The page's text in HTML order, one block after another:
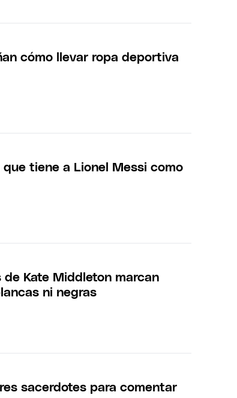
cómo llevar ropa deportiva
tiene a Lionel Messi como
Kate Middleton marcan
ni negras
sacerdotes para comentar